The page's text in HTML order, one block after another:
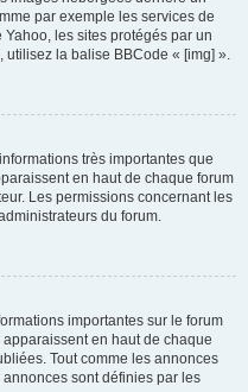
par exemple les services de
les sites protégés par un
utilisez la balise BBCode « [img] ».
très importantes que
en haut de chaque forum
Les permissions concernant les
du forum.
importantes sur le forum
en haut de chaque
Tout comme les annonces
sont définies par les